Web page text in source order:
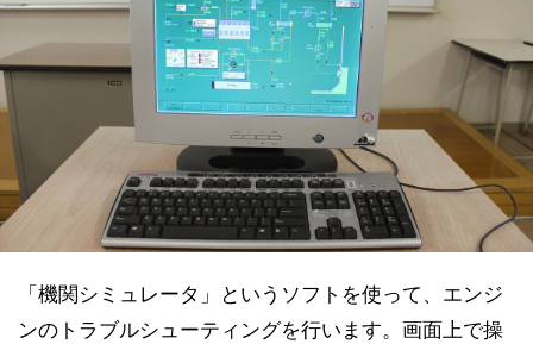
「機関シミュレータ」というソフトを使って、エンジ
ンのトラブルシューティングを行います。画面上で操